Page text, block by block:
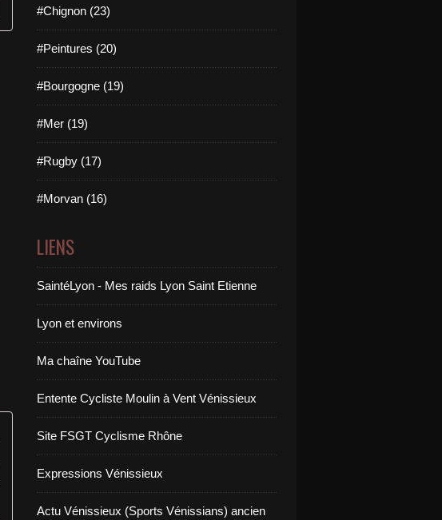
#Chignon (23)
#Peintures (20)
#Bourgogne (19)
#Mer (19)
#Rugby (17)
#Morvan (16)
LIENS
SaintéLyon - Mes raids Lyon Saint Etienne
Lyon et environs
Ma chaîne YouTube
Entente Cycliste Moulin à Vent Vénissieux
Site FSGT Cyclisme Rhône
Expressions Vénissieux
Actu Vénissieux (Sports Vénissians) ancien